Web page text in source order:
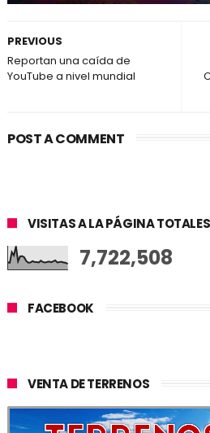
PREVIOUS
Reportan una caída de
YouTube a nivel mundial
POST A COMMENT
VISITAS A LA PÁGINA TOTALES
7,722,508
FACEBOOK
VENTA DE TERRENOS